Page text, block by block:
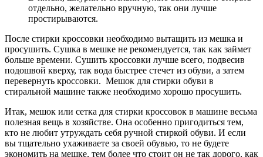
отдельно, желательно вручную, так они лучше
простирываются.
После стирки кроссовки необходимо вытащить из мешка и
просушить. Сушка в мешке не рекомендуется, так как займет
больше времени. Сушить кроссовки лучше всего, подвесив
подошвой кверху, так вода быстрее стечет из обуви, а затем
перевернуть кроссовки. Мешок для стирки обуви в
стиральной машине также необходимо хорошо просушить.
Итак, мешок или сетка для стирки кроссовок в машине весьма
полезная вещь в хозяйстве. Она особенно пригодиться тем,
кто не любит утруждать себя ручной стиркой обуви. И если
вы тщательно ухаживаете за своей обувью, то не будете
экономить на мешке, тем более что стоит он не так дорого, как